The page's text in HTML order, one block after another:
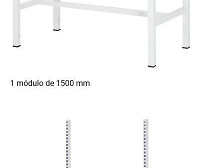
1 módulo de 1500 mm